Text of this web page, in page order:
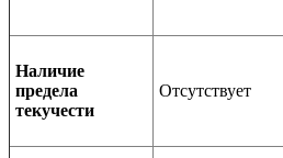
Наличие
предела
текучести
Отсутствует